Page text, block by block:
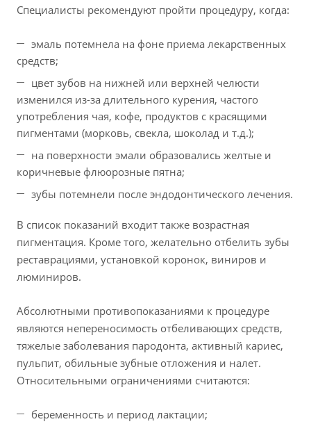
Специалисты рекомендуют пройти процедуру, когда:
эмаль потемнела на фоне приема лекарственных
средств;
цвет зубов на нижней или верхней челюсти
изменился из-за длительного курения, частого
употребления чая, кофе, продуктов с красящими
пигментами (морковь, свекла, шоколад и т.д.);
на поверхности эмали образовались желтые и
коричневые флюорозные пятна;
зубы потемнели после эндодонтического лечения.
В список показаний входит также возрастная
пигментация. Кроме того, желательно отбелить зубы
реставрациями, установкой коронок, виниров и
люминиров.
Абсолютными противопоказаниями к процедуре
являются непереносимость отбеливающих средств,
тяжелые заболевания пародонта, активный кариес,
пульпит, обильные зубные отложения и налет.
Относительными ограничениями считаются:
беременность и период лактации;